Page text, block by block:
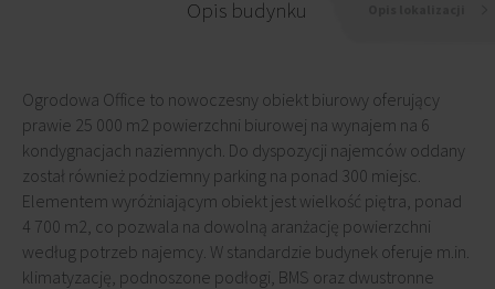
Opis budynku
Ogrodowa Office to nowoczesny obiekt biurowy oferujący
prawie 25 000 m2 powierzchni biurowej na wynajem na 6
kondygnacjach naziemnych. Do dyspozycji najemców oddany
został również podziemny parking na ponad 300 miejsc.
Elementem wyróżniającym obiekt jest wielkość piętra, ponad
4 700 m2, co pozwala na dowolną aranżację powierzchni
według potrzeb najemcy. W standardzie budynek oferuje m.in.
klimatyzację, podnoszone podłogi, BMS oraz dwustronne